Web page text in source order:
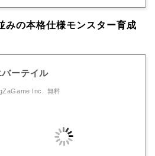
みの本格仕様モンスター育成
バーテイル
Inc. 無料